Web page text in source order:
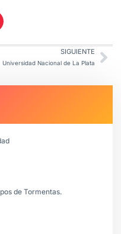
SIGUIENTE
Universidad Nacional de La Plata
de Tormentas.